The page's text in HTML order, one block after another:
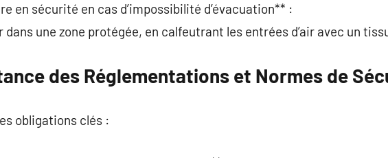
en sécurité en cas d’impossibilité d’évacuation** :
dans une zone protégée, en calfeutrant les entrées d’air avec un
des Réglementations et Normes de
obligations clés :